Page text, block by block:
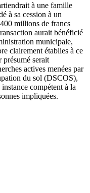
à une famille
à sa cession à un
millions de francs
aurait bénéficié
municipale,
clairement établies à ce
présumé serait
actives menées par
du sol (DSCOS),
compétent à la
impliquées.